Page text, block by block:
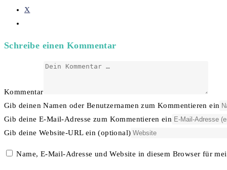
X
Schreibe einen Kommentar
Kommentar
Gib deinen Namen oder Benutzernamen zum Kommentieren ein
Gib deine E-Mail-Adresse zum Kommentieren ein
Gib deine Website-URL ein (optional)
Name, E-Mail-Adresse und Website in diesem Browser für